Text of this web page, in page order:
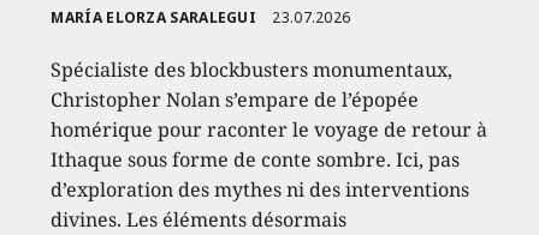
MARÍA ELORZA SARALEGUI 23.07.2026
Spécialiste des blockbusters monumentaux,
Christopher Nolan s’empare de l’épopée
homérique pour raconter le voyage de retour à
Ithaque sous forme de conte sombre. Ici, pas
d’exploration des mythes ni des interventions
divines. Les éléments désormais